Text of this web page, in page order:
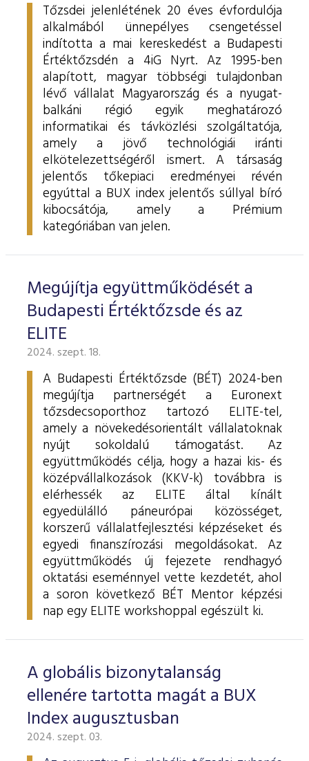
Tőzsdei jelenlétének 20 éves évfordulója
alkalmából ünnepélyes csengetéssel
indította a mai kereskedést a Budapesti
Értéktőzsdén a 4iG Nyrt. Az 1995-ben
alapított, magyar többségi tulajdonban
lévő vállalat Magyarország és a nyugat-
balkáni régió egyik meghatározó
informatikai és távközlési szolgáltatója,
amely a jövő technológiái iránti
elkötelezettségéről ismert. A társaság
jelentős tőkepiaci eredményei révén
egyúttal a BUX index jelentős súllyal bíró
kibocsátója, amely a Prémium
kategóriában van jelen.
Megújítja együttműködését a
Budapesti Értéktőzsde és az
ELITE
2024. szept. 18.
A Budapesti Értéktőzsde (BÉT) 2024-ben
megújítja partnerségét a Euronext
tőzsdecsoporthoz tartozó ELITE-tel,
amely a növekedésorientált vállalatoknak
nyújt sokoldalú támogatást. Az
együttműködés célja, hogy a hazai kis- és
középvállalkozások (KKV-k) továbbra is
elérhessék az ELITE által kínált
egyedülálló páneurópai közösséget,
korszerű vállalatfejlesztési képzéseket és
egyedi finanszírozási megoldásokat. Az
együttműködés új fejezete rendhagyó
oktatási eseménnyel vette kezdetét, ahol
a soron következő BÉT Mentor képzési
nap egy ELITE workshoppal egészült ki.
A globális bizonytalanság
ellenére tartotta magát a BUX
Index augusztusban
2024. szept. 03.